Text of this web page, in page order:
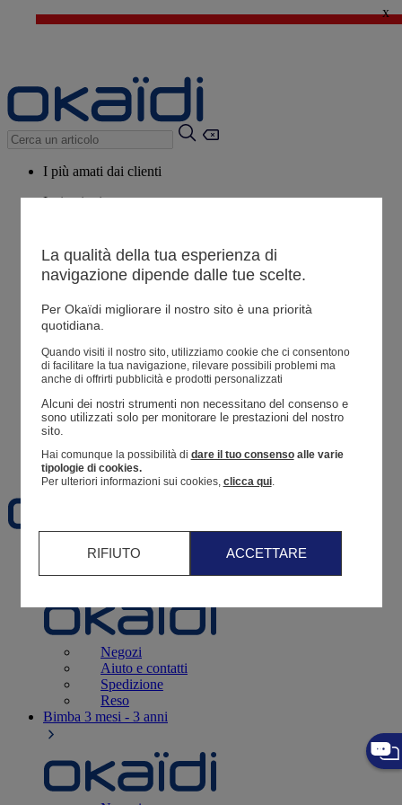
🔥SALDI : Ancora più prodotti fino al -60%*>
x
I più amati dai clienti
Ispirazioni
Potrebbero piacerti anche
Tutti i prodotti
Resoconto di un ordine
Preferiti
3 - 12 mesi
Negozi
Aiuto e contatti
Spedizione
Reso
Bimba 3 mesi - 3 anni
La qualità della tua esperienza di
navigazione dipende dalle tue scelte.
Per Okaïdi migliorare il nostro sito è una priorità
quotidiana.
Quando visiti il ​​nostro sito, utilizziamo cookie che ci consentono
di facilitare la tua navigazione, rilevare possibili problemi ma
anche di offrirti pubblicità e prodotti personalizzati
Alcuni dei nostri strumenti non necessitano del consenso e
sono utilizzati solo per monitorare le prestazioni del nostro
sito.
Hai comunque la possibilità di dare il tuo consensoalle varie
tipologie di cookies.
Per ulteriori informazioni sui cookies, clicca qui.
RIFIUTO ACCETTARE